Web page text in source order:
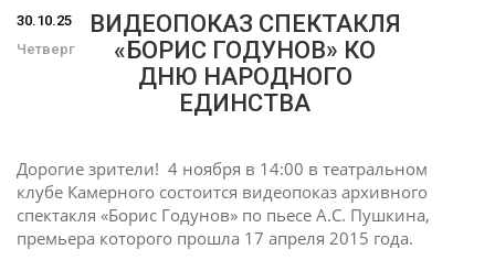
30.10.25
Четверг
ВИДЕОПОКАЗ СПЕКТАКЛЯ
«БОРИС ГОДУНОВ» КО
ДНЮ НАРОДНОГО
ЕДИНСТВА
Дорогие зрители! 4 ноября в 14:00 в театральном
клубе Камерного состоится видеопоказ архивного
спектакля «Борис Годунов» по пьесе А.С. Пушкина,
премьера которого прошла 17 апреля 2015 года.